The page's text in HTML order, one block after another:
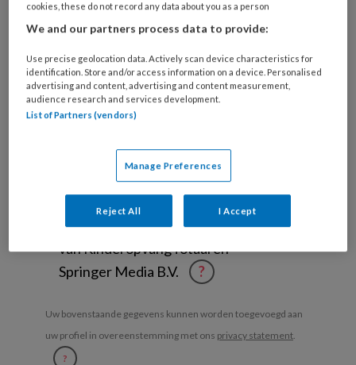
Bij
welke
organisatie
werk
je?
Untitled
Ontvang 2x per week de
KinderopvangTotaal nieuwsbrief
Ontvang iedere zondag het
Management Kinderopvang
Weekoverzicht
Ja, ik geef toestemming voor e-mails
van KinderopvangTotaal en
Springer Media B.V.
?
Uw bovenstaande gegevens kunnen worden toegevoegd aan
uw profiel in overeenstemming met ons privacy statement.
?
cookies, these do not record any data about you as a person
We and our partners process data to provide:
Use precise geolocation data. Actively scan device characteristics for
identification. Store and/or access information on a device. Personalised
advertising and content, advertising and content measurement,
audience research and services development.
List of Partners (vendors)
Manage Preferences
Reject All I Accept